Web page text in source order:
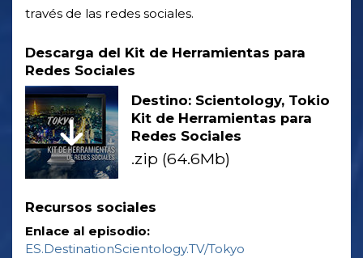
través de las redes sociales.
Descarga del Kit de Herramientas para
Redes Sociales
Destino: Scientology, Tokio
Kit de Herramientas para
Redes Sociales
.zip (64.6Mb)
Recursos sociales
Enlace al episodio:
ES.DestinationScientology.TV/Tokyo